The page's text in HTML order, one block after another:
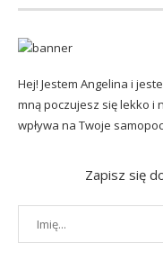
Hej! Jestem Angelina i
mną poczujesz się lekko i
wpływa na Twoje
Zapisz się